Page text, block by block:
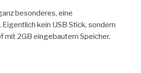
besonderes, eine
kein USB Stick, sondern
mit 2GB eingebautem Speicher.